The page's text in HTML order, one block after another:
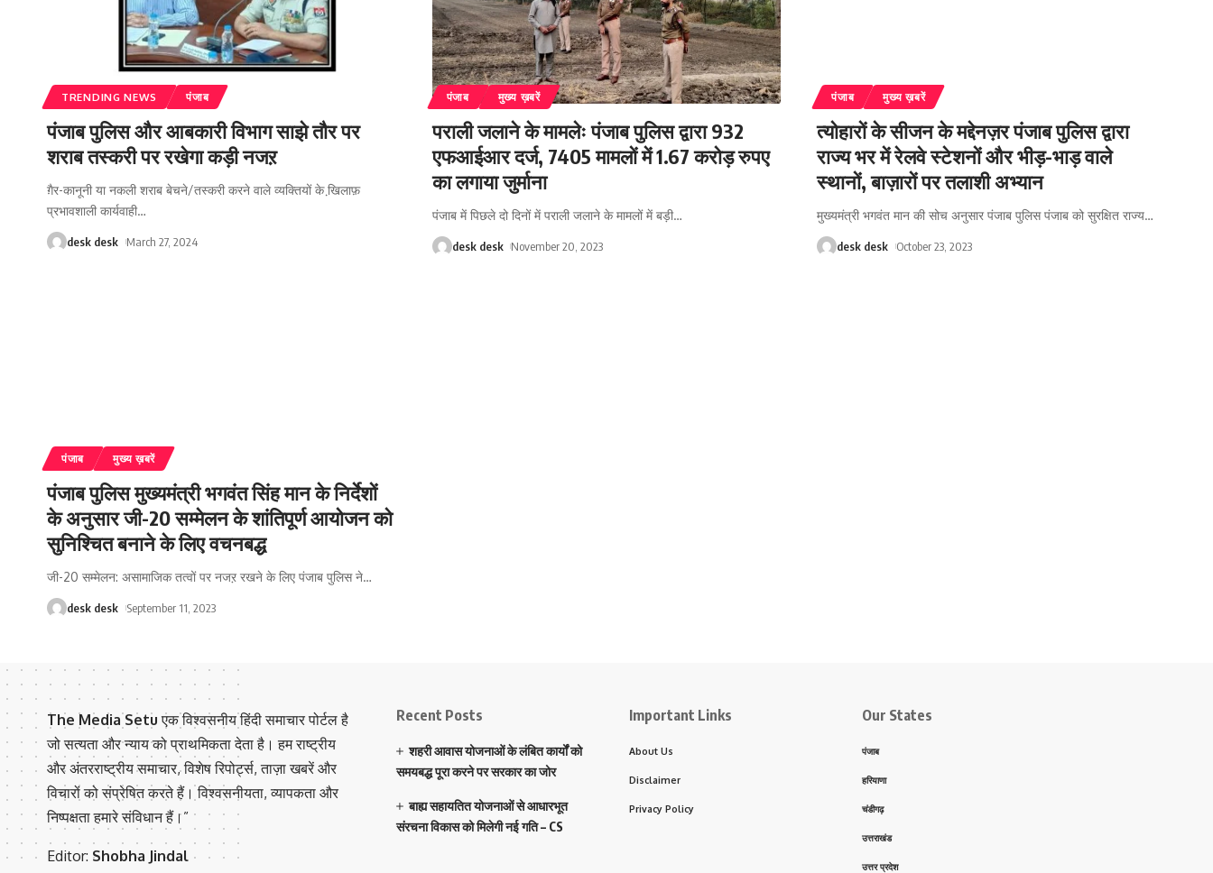
TRENDING NEWS पंजाब
पंजाब पुलिस और आबकारी विभाग साझे तौर पर
शराब तस्करी पर रखेगा कड़ी नजऱ
ग़ैर-कानूनी या नकली शराब बेचने/तस्करी करने वाले व्यक्तियों के खि़लाफ़
प्रभावशाली कार्यवाही…
desk desk March 27, 2024
पंजाब मुख्य ख़बरें
पराली जलाने के मामलेः पंजाब पुलिस द्वारा 932
एफआईआर दर्ज, 7405 मामलों में 1.67 करोड़ रुपए
का लगाया जुर्माना
पंजाब में पिछले दो दिनों में पराली जलाने के मामलों में बड़ी…
desk desk November 20, 2023
पंजाब मुख्य ख़बरें
त्योहारों के सीजन के मद्देनज़र पंजाब पुलिस द्वारा
राज्य भर में रेलवे स्टेशनों और भीड़-भाड़ वाले
स्थानों, बाज़ारों पर तलाशी अभ्यान
मुख्यमंत्री भगवंत मान की सोच अनुसार पंजाब पुलिस पंजाब को सुरक्षित राज्य…
desk desk October 23, 2023
पंजाब मुख्य ख़बरें
पंजाब पुलिस मुख्यमंत्री भगवंत सिंह मान के निर्देशों
के अनुसार जी-20 सम्मेलन के शांतिपूर्ण आयोजन को
सुनिश्चित बनाने के लिए वचनबद्ध
जी-20 सम्मेलन: असामाजिक तत्वों पर नजऱ रखने के लिए पंजाब पुलिस ने…
desk desk September 11, 2023
The Media Setu एक विश्वसनीय हिंदी समाचार पोर्टल है
जो सत्यता और न्याय को प्राथमिकता देता है। हम राष्ट्रीय
और अंतरराष्ट्रीय समाचार, विशेष रिपोर्ट्स, ताज़ा खबरें और
विचारों को संप्रेषित करते हैं। विश्वसनीयता, व्यापकता और
निष्पक्षता हमारे संविधान हैं।”
Editor: Shobha Jindal
Recent Posts
शहरी आवास योजनाओं के लंबित कार्यों को
समयबद्ध पूरा करने पर सरकार का जोर
बाह्य सहायतित योजनाओं से आधारभूत
संरचना विकास को मिलेगी नई गति – CS
Important Links
About Us
Disclaimer
Privacy Policy
Our States
पंजाब
हरियाणा
चंडीगढ़
उत्तराखंड
उत्तर प्रदेश